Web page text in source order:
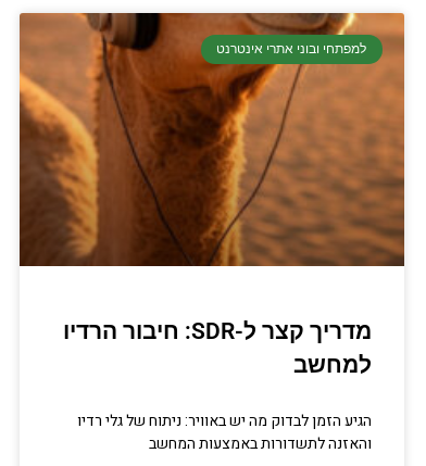
למפתחי ובוני אתרי אינטרנט
מדריך קצר ל-SDR: חיבור הרדיו
למחשב
הגיע הזמן לבדוק מה יש באוויר: ניתוח של גלי רדיו
והאזנה לתשדורות באמצעות המחשב